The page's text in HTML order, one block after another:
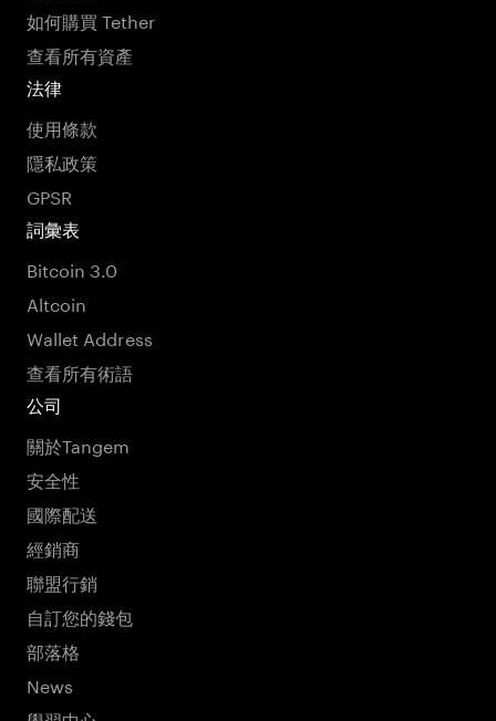
如何購買 Tether
查看所有資產
法律
使用條款
隱私政策
GPSR
詞彙表
Bitcoin 3.0
Altcoin
Wallet Address
查看所有術語
公司
關於Tangem
安全性
國際配送
經銷商
聯盟行銷
自訂您的錢包
部落格
News